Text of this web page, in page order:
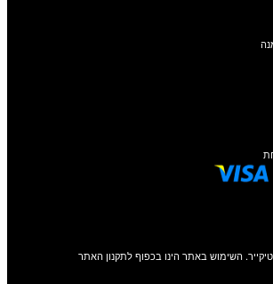
השימוש באתר הינו בכפוף לתקנון האתר